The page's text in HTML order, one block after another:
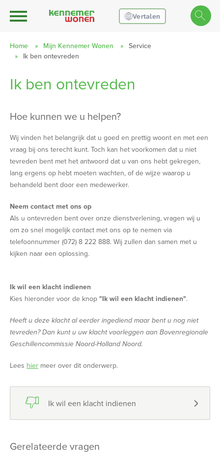
Naar de homepage
Ga naar Hoofd Vertalen
Home Mijn Kennemer Wonen
Service
Ik ben ontevreden
Ik ben ontevreden
Hoe kunnen we u helpen?
Wij vinden het belangrijk dat u goed en prettig woont en met een
vraag bij ons terecht kunt. Toch kan het voorkomen dat u niet
tevreden bent met het antwoord dat u van ons hebt gekregen,
lang ergens op hebt moeten wachten, of de wijze waarop u
behandeld bent door een medewerker.
Neem contact met ons op
Als u ontevreden bent over onze dienstverlening, vragen wij u
om zo snel mogelijk contact met ons op te nemen via
telefoonnummer (072) 8 222 888. Wij zullen dan samen met u
kijken naar een oplossing.
Ik wil een klacht indienen
Kies hieronder voor de knop "Ik wil een klacht indienen".
Heeft u deze klacht al eerder ingediend maar bent u nog niet
tevreden? Dan kunt u uw klacht voorleggen aan Bovenregionale
Geschillencommissie Noord-Holland Noord.
Lees hier meer over dit onderwerp.
 Ik wil een klacht indienen
Gerelateerde vragen